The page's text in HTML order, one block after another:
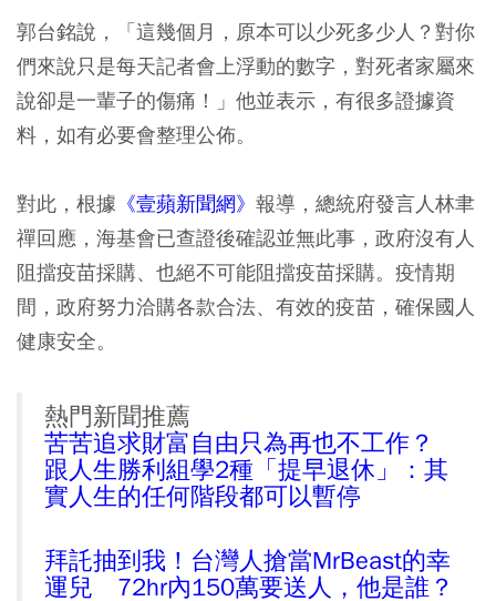
郭台銘說，「這幾個月，原本可以少死多少人？對你
們來說只是每天記者會上浮動的數字，對死者家屬來
說卻是一輩子的傷痛！」他並表示，有很多證據資
料，如有必要會整理公佈。
對此，根據 《壹蘋新聞網》 報導，總統府發言人林聿
禪回應，海基會已查證後確認並無此事，政府沒有人
阻擋疫苗採購、也絕不可能阻擋疫苗採購。疫情期
間，政府努力洽購各款合法、有效的疫苗，確保國人
健康安全。
熱門新聞推薦
苦苦追求財富自由只為再也不工作？
跟人生勝利組學2種「提早退休」：其
實人生的任何階段都可以暫停
拜託抽到我！台灣人搶當MrBeast的幸
運兒 72hr內150萬要送人，他是誰？